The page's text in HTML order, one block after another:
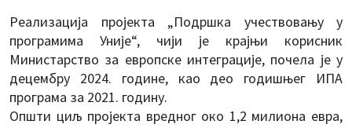
Реализација пројекта „Подршка учествовању у
програмима Уније“, чији је крајњи корисник
Министарство за европске интеграције, почела је у
децембру 2024. године, као део годишњег ИПА
програма за 2021. годину.
Општи циљ пројекта вредног око 1,2 милиона евра,